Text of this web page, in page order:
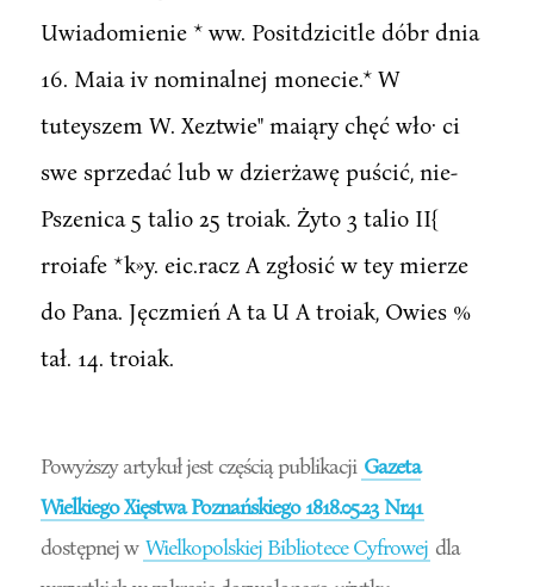
Uwiadomienie * ww. Positdzicitle dóbr dnia
16. Maia iv nominalnej monecie.* W
tuteyszem W. Xeztwie" maiąry chęć wło· ci
swe sprzedać lub w dzierżawę puścić, nie-
Pszenica 5 talio 25 troiak. Żyto 3 talio II{
rroiafe *k»y. eic.racz A zgłosić w tey mierze
do Pana. Jęczmień A ta U A troiak, Owies %
tał. 14. troiak.
Powyższy artykuł jest częścią publikacji Gazeta
Wielkiego Xięstwa Poznańskiego 1818.05.23 Nr41
dostępnej w Wielkopolskiej Bibliotece Cyfrowej dla